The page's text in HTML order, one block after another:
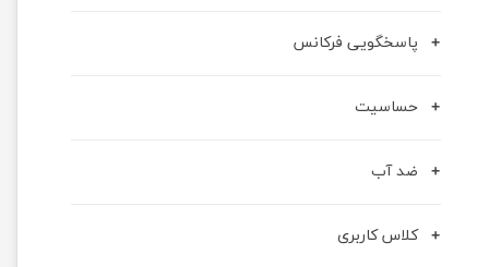
پاسخگويی فرکانس
حسا‌سیت
ضد آب
کلاس کاربری